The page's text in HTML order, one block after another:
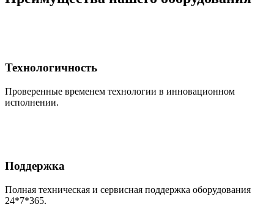
Технологичность
Проверенные временем технологии в инновационном
исполнении.
Поддержка
Полная техническая и сервисная поддержка оборудования
24*7*365.